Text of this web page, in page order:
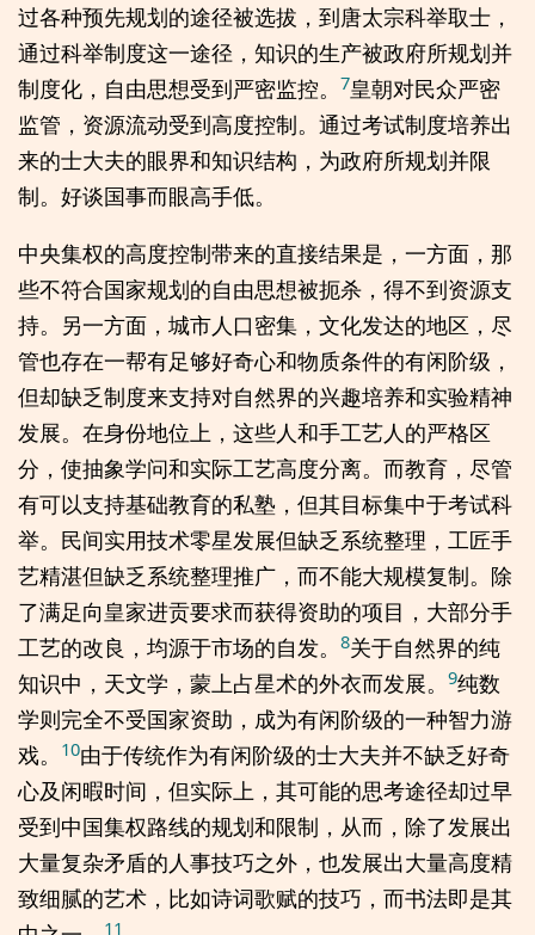
过各种预先规划的途径被选拔，到唐太宗科举取士，
通过科举制度这一途径，知识的生产被政府所规划并
制度化，自由思想受到严密监控。 7皇朝对民众严密
监管，资源流动受到高度控制。通过考试制度培养出
来的士大夫的眼界和知识结构，为政府所规划并限
制。好谈国事而眼高手低。
中央集权的高度控制带来的直接结果是，一方面，那
些不符合国家规划的自由思想被扼杀，得不到资源支
持。另一方面，城市人口密集，文化发达的地区，尽
管也存在一帮有足够好奇心和物质条件的有闲阶级，
但却缺乏制度来支持对自然界的兴趣培养和实验精神
发展。在身份地位上，这些人和手工艺人的严格区
分，使抽象学问和实际工艺高度分离。而教育，尽管
有可以支持基础教育的私塾，但其目标集中于考试科
举。民间实用技术零星发展但缺乏系统整理，工匠手
艺精湛但缺乏系统整理推广，而不能大规模复制。除
了满足向皇家进贡要求而获得资助的项目，大部分手
工艺的改良，均源于市场的自发。 8关于自然界的纯
知识中，天文学，蒙上占星术的外衣而发展。 9纯数
学则完全不受国家资助，成为有闲阶级的一种智力游
戏。
10由于传统作为有闲阶级的士大夫并不缺乏好奇
心及闲暇时间，但实际上，其可能的思考途径却过早
受到中国集权路线的规划和限制，从而，除了发展出
大量复杂矛盾的人事技巧之外，也发展出大量高度精
致细腻的艺术，比如诗词歌赋的技巧，而书法即是其
11